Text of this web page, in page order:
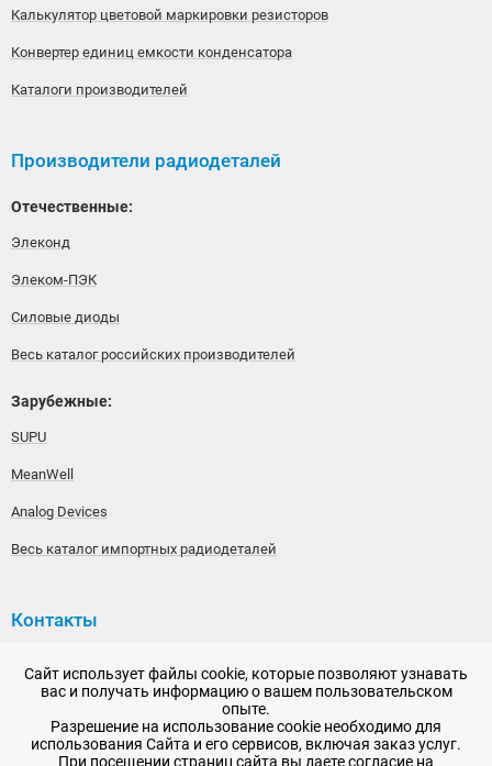
Калькулятор цветовой маркировки резисторов
Конвертер единиц емкости конденсатора
Каталоги производителей
Производители радиодеталей
Отечественные:
Элеконд
Элеком-ПЭК
Силовые диоды
Весь каталог российских производителей
Зарубежные:
SUPU
MeanWell
Analog Devices
Весь каталог импортных радиодеталей
Контакты
192148, г. Санкт-Петербург, Железнодорожный проспект,
дом 36
+7 (812) 565-06-52
Время работы: пн-пт, 10:00 - 18:00
Сайт использует файлы cookie, которые позволяют узнавать
вас и получать информацию о вашем пользовательском
опыте.
Разрешение на использование cookie необходимо для
использования Сайта и его сервисов, включая заказ услуг.
При посещении страниц сайта вы даете согласие на